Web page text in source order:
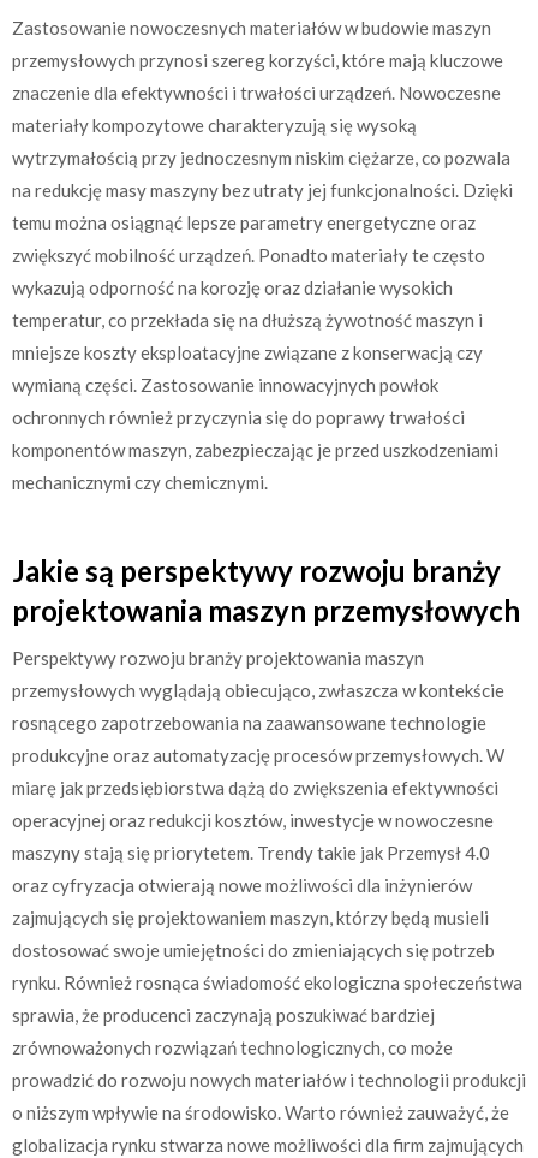
Zastosowanie nowoczesnych materiałów w budowie maszyn
przemysłowych przynosi szereg korzyści, które mają kluczowe
znaczenie dla efektywności i trwałości urządzeń. Nowoczesne
materiały kompozytowe charakteryzują się wysoką
wytrzymałością przy jednoczesnym niskim ciężarze, co pozwala
na redukcję masy maszyny bez utraty jej funkcjonalności. Dzięki
temu można osiągnąć lepsze parametry energetyczne oraz
zwiększyć mobilność urządzeń. Ponadto materiały te często
wykazują odporność na korozję oraz działanie wysokich
temperatur, co przekłada się na dłuższą żywotność maszyn i
mniejsze koszty eksploatacyjne związane z konserwacją czy
wymianą części. Zastosowanie innowacyjnych powłok
ochronnych również przyczynia się do poprawy trwałości
komponentów maszyn, zabezpieczając je przed uszkodzeniami
mechanicznymi czy chemicznymi.
Jakie są perspektywy rozwoju branży
projektowania maszyn przemysłowych
Perspektywy rozwoju branży projektowania maszyn
przemysłowych wyglądają obiecująco, zwłaszcza w kontekście
rosnącego zapotrzebowania na zaawansowane technologie
produkcyjne oraz automatyzację procesów przemysłowych. W
miarę jak przedsiębiorstwa dążą do zwiększenia efektywności
operacyjnej oraz redukcji kosztów, inwestycje w nowoczesne
maszyny stają się priorytetem. Trendy takie jak Przemysł 4.0
oraz cyfryzacja otwierają nowe możliwości dla inżynierów
zajmujących się projektowaniem maszyn, którzy będą musieli
dostosować swoje umiejętności do zmieniających się potrzeb
rynku. Również rosnąca świadomość ekologiczna społeczeństwa
sprawia, że producenci zaczynają poszukiwać bardziej
zrównoważonych rozwiązań technologicznych, co może
prowadzić do rozwoju nowych materiałów i technologii produkcji
o niższym wpływie na środowisko. Warto również zauważyć, że
globalizacja rynku stwarza nowe możliwości dla firm zajmujących